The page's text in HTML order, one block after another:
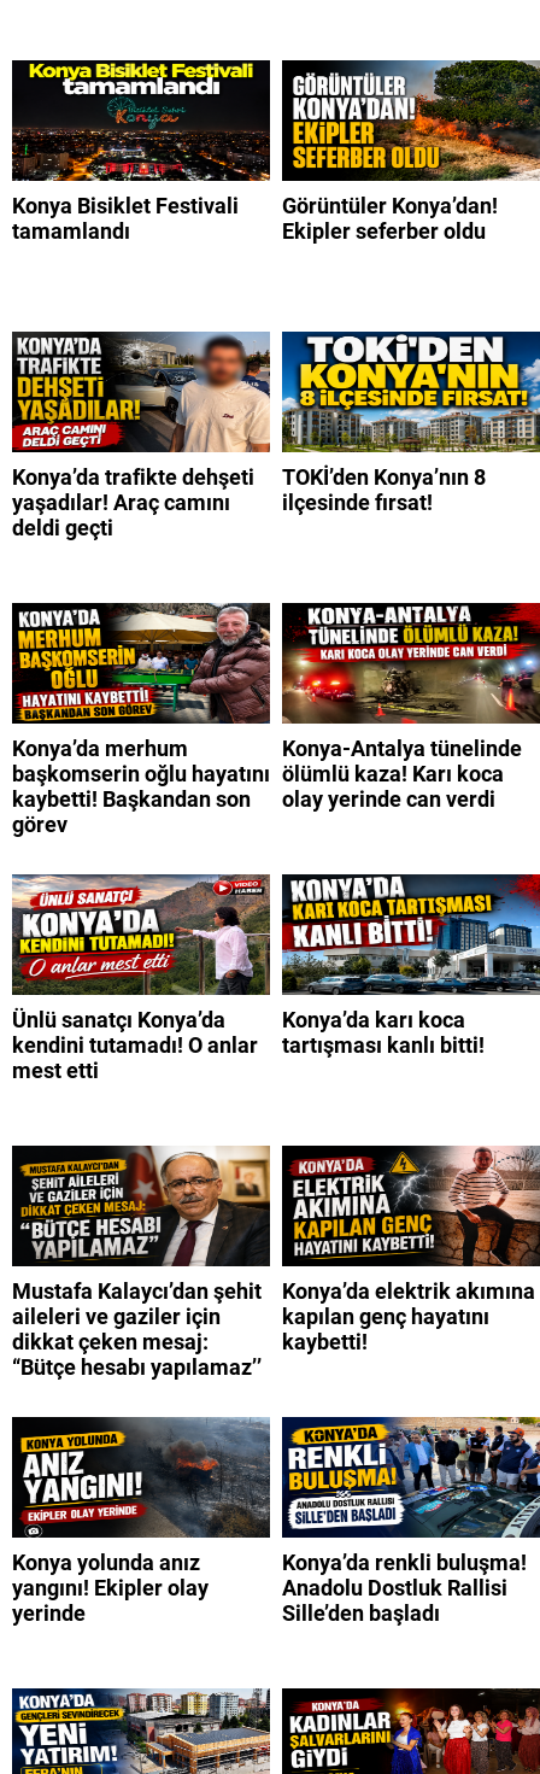
Konya Bisiklet Festivali
tamamlandı
Görüntüler Konya’dan!
Ekipler seferber oldu
Konya’da trafikte dehşeti
yaşadılar! Araç camını
deldi geçti
TOKİ’den Konya’nın 8
ilçesinde fırsat!
Konya’da merhum
başkomserin oğlu hayatını
kaybetti! Başkandan son
görev
Konya-Antalya tünelinde
ölümlü kaza! Karı koca
olay yerinde can verdi
Ünlü sanatçı Konya’da
kendini tutamadı! O anlar
mest etti
Konya’da karı koca
tartışması kanlı bitti!
Mustafa Kalaycı’dan şehit
aileleri ve gaziler için
dikkat çeken mesaj:
“Bütçe hesabı yapılamaz’’
Konya’da elektrik akımına
kapılan genç hayatını
kaybetti!
Konya yolunda anız
yangını! Ekipler olay
yerinde
Konya’da renkli buluşma!
Anadolu Dostluk Rallisi
Sille’den başladı